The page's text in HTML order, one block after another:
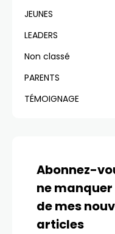
JEUNES
LEADERS
Non classé
PARENTS
TÉMOIGNAGE
Abonnez-
ne
de mes
articles